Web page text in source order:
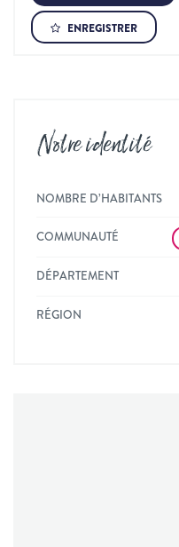
ENREGISTRER
Notre identité
NOMBRE D’HABITANTS
COMMUNAUTÉ
DÉPARTEMENT
RÉGION